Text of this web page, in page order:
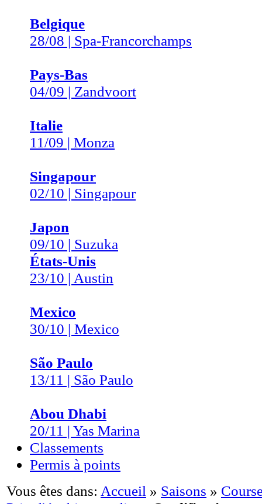
Belgique
28/08 | Spa-Francorchamps
Pays-Bas
04/09 | Zandvoort
Italie
11/09 | Monza
Singapour
02/10 | Singapour
Japon
09/10 | Suzuka
États-Unis
23/10 | Austin
Mexico
30/10 | Mexico
São Paulo
13/11 | São Paulo
Abou Dhabi
20/11 | Yas Marina
Classements
Permis à points
Vous êtes dans: Accueil » Saisons »